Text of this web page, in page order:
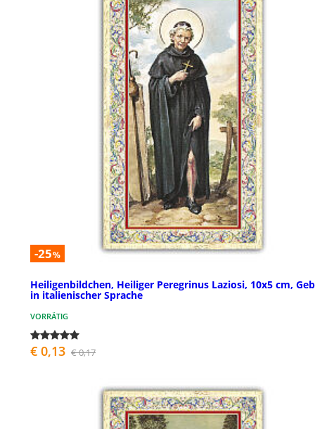
-25%
Heiligenbildchen, Heiliger Peregrinus Laziosi, 10x5 cm,
in italienischer Sprache
VORRÄTIG
€ 0,13 € 0,17